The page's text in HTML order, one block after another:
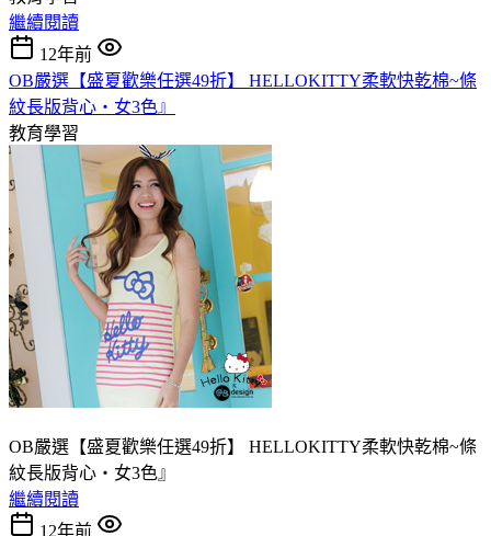
繼續閱讀
12年前
OB嚴選【盛夏歡樂任選49折】 HELLOKITTY柔軟快乾棉~條
紋長版背心‧女3色』
教育學習
OB嚴選【盛夏歡樂任選49折】 HELLOKITTY柔軟快乾棉~條
紋長版背心‧女3色』
繼續閱讀
12年前